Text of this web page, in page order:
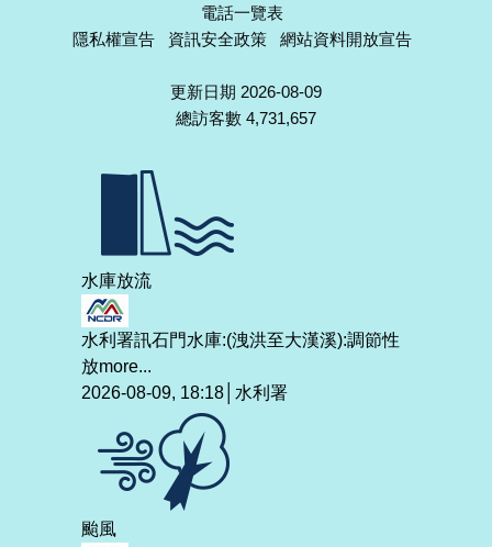
電話一覽表
隱私權宣告
資訊安全政策 網站資料開放宣告
更新日期 2026-08-09
總訪客數 4,731,657
水庫放流
水利署訊石門水庫:(洩洪至大漢溪):調節性
放more...
2026-08-09, 18:18│水利署
颱風